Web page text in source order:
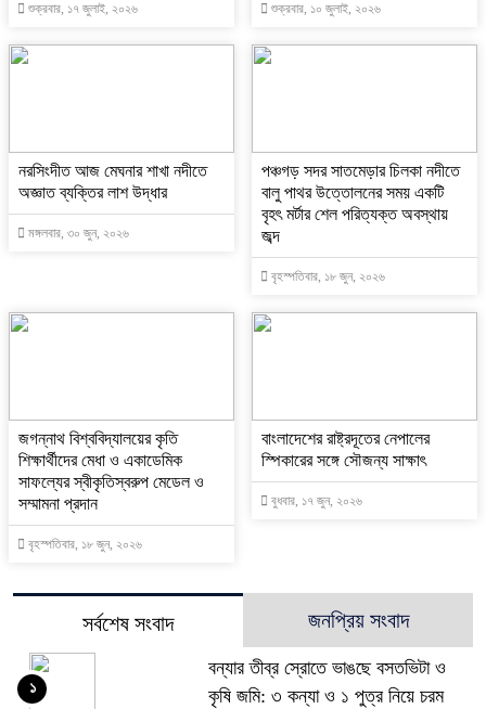
শুক্রবার, ১৭ জুলাই, ২০২৬ শুক্রবার, ১০ জুলাই, ২০২৬
নরসিংদীত আজ মেঘনার শাখা নদীতে
অজ্ঞাত ব্যক্তির লাশ উদ্ধার
মঙ্গলবার, ৩০ জুন, ২০২৬
পঞ্চগড় সদর সাতমেড়ার চিলকা নদীতে
বালু পাথর উত্তোলনের সময় একটি
বৃহৎ মর্টার শেল পরিত্যক্ত অবস্থায়
জব্দ
বৃহস্পতিবার, ১৮ জুন, ২০২৬
জগন্নাথ বিশ্ববিদ্যালয়ের কৃতি
শিক্ষার্থীদের মেধা ও একাডেমিক
সাফল্যের স্বীকৃতিস্বরুপ মেডেল ও
সম্মামনা প্রদান
বৃহস্পতিবার, ১৮ জুন, ২০২৬
বাংলাদেশের রাষ্ট্রদূতের নেপালের
স্পিকারের সঙ্গে সৌজন্য সাক্ষাৎ
বুধবার, ১৭ জুন, ২০২৬
সর্বশেষ সংবাদ জনপ্রিয় সংবাদ
বন্যার তীব্র স্রোতে ভাঙছে বসতভিটা ও
কৃষি জমি: ৩ কন্যা ও ১ পুত্র নিয়ে চরম
১